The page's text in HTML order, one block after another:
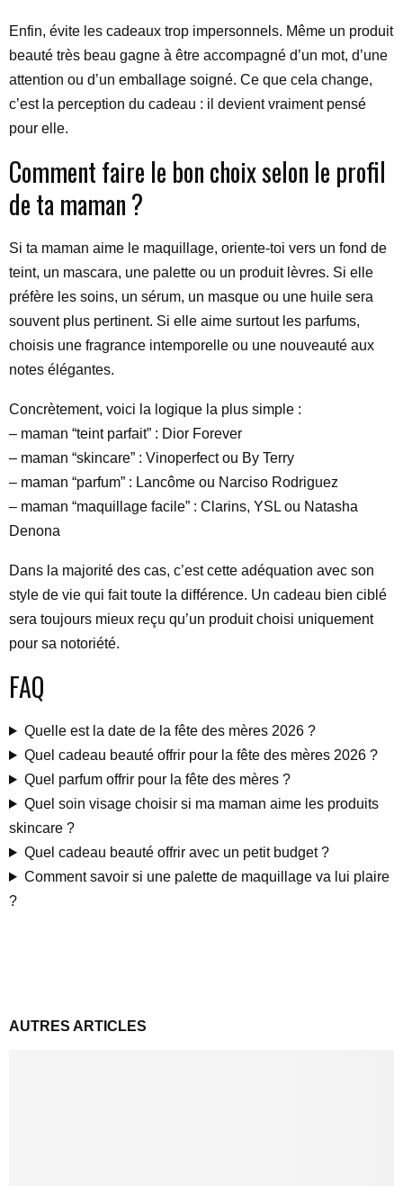
Enfin, évite les cadeaux trop impersonnels. Même un produit
beauté très beau gagne à être accompagné d’un mot, d’une
attention ou d’un emballage soigné. Ce que cela change,
c’est la perception du cadeau : il devient vraiment pensé
pour elle.
Comment faire le bon choix selon le profil
de ta maman ?
Si ta maman aime le maquillage, oriente-toi vers un fond de
teint, un mascara, une palette ou un produit lèvres. Si elle
préfère les soins, un sérum, un masque ou une huile sera
souvent plus pertinent. Si elle aime surtout les parfums,
choisis une fragrance intemporelle ou une nouveauté aux
notes élégantes.
Concrètement, voici la logique la plus simple :
– maman “teint parfait” : Dior Forever
– maman “skincare” : Vinoperfect ou By Terry
– maman “parfum” : Lancôme ou Narciso Rodriguez
– maman “maquillage facile” : Clarins, YSL ou Natasha
Denona
Dans la majorité des cas, c’est cette adéquation avec son
style de vie qui fait toute la différence. Un cadeau bien ciblé
sera toujours mieux reçu qu’un produit choisi uniquement
pour sa notoriété.
FAQ
Quelle est la date de la fête des mères 2026 ?
Quel cadeau beauté offrir pour la fête des mères 2026 ?
Quel parfum offrir pour la fête des mères ?
Quel soin visage choisir si ma maman aime les produits
skincare ?
Quel cadeau beauté offrir avec un petit budget ?
Comment savoir si une palette de maquillage va lui plaire
?
AUTRES ARTICLES